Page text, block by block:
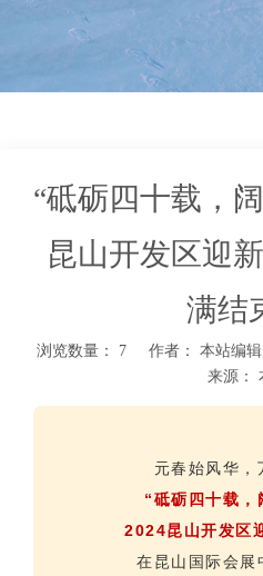
“砥砺四十载，
昆山开发区迎
满结
浏览数量： 7作者： 本站编
来源：
元春始风华，
“砥砺四十载，
2024昆山开发区
在昆山国际会展